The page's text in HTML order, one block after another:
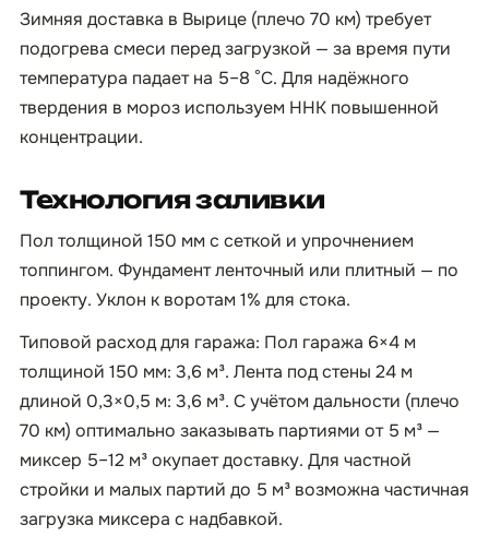
Зимняя доставка в Вырице (плечо 70 км) требует
подогрева смеси перед загрузкой — за время пути
температура падает на 5–8 °C. Для надёжного
твердения в мороз используем ННК повышенной
концентрации.
Технология заливки
Пол толщиной 150 мм с сеткой и упрочнением
топпингом. Фундамент ленточный или плитный — по
проекту. Уклон к воротам 1% для стока.
Типовой расход для гаража: Пол гаража 6×4 м
толщиной 150 мм: 3,6 м³. Лента под стены 24 м
длиной 0,3×0,5 м: 3,6 м³. С учётом дальности (плечо
70 км) оптимально заказывать партиями от 5 м³ —
миксер 5–12 м³ окупает доставку. Для частной
стройки и малых партий до 5 м³ возможна частичная
загрузка миксера с надбавкой.